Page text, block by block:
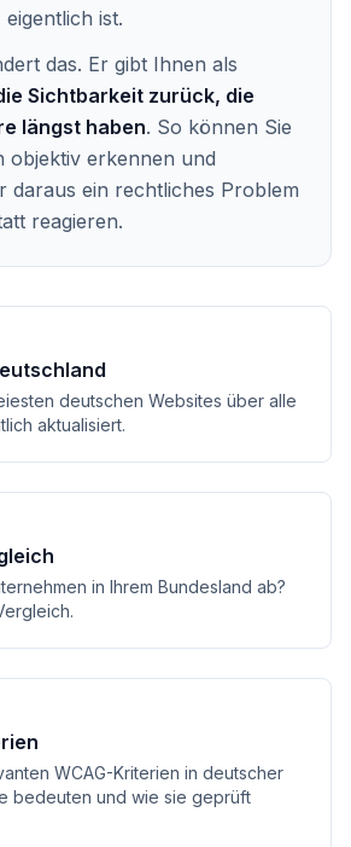
ist.
das. Er gibt Ihnen als
Sichtbarkeit zurück, die
längst haben. So können Sie
objektiv erkennen und
daraus ein rechtliches Problem
reagieren.
deutschen Websites über alle
aktualisiert.
in Ihrem Bundesland ab?
WCAG-Kriterien in deutscher
bedeuten und wie sie geprüft